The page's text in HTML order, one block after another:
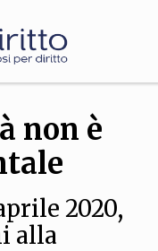
non è
2020,
alla